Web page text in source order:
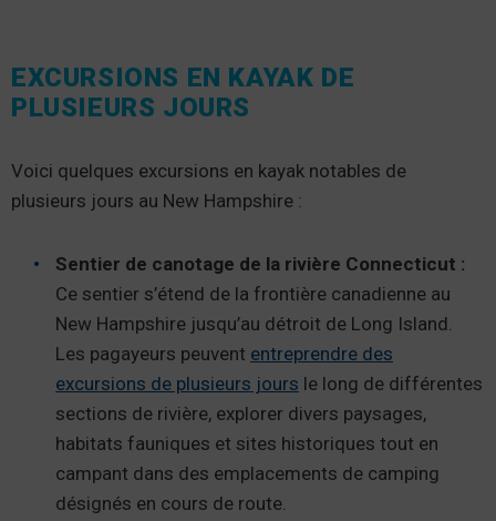
EXCURSIONS EN KAYAK DE
PLUSIEURS JOURS
Voici quelques excursions en kayak notables de
plusieurs jours au New Hampshire :
Sentier de canotage de la rivière Connecticut :
Ce sentier s’étend de la frontière canadienne au
New Hampshire jusqu’au détroit de Long Island.
Les pagayeurs peuvent entreprendre des
excursions de plusieurs jours le long de différentes
sections de rivière, explorer divers paysages,
habitats fauniques et sites historiques tout en
campant dans des emplacements de camping
désignés en cours de route.